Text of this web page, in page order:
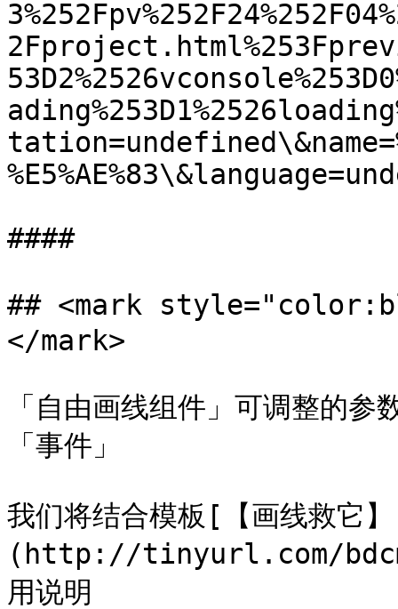
####
## <mark
</mark>
「自由画线组件」可调整的
「事件」
我们将结合模板[【画线救它
(http://tinyurl.com/
用说明